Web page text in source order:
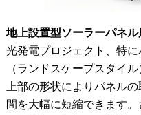
地上設置型ソーラーパネ
光発電プロジェクト、特
（ランドスケープスタイ
上部の形状によりパネル
間を大幅に短縮できます